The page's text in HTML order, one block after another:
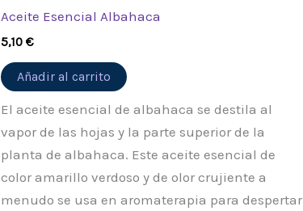
Aceite Esencial Albahaca
5,10 €
Añadir al carrito
El aceite esencial de albahaca se destila al
vapor de las hojas y la parte superior de la
planta de albahaca. Este aceite esencial de
color amarillo verdoso y de olor crujiente a
menudo se usa en aromaterapia para despertar